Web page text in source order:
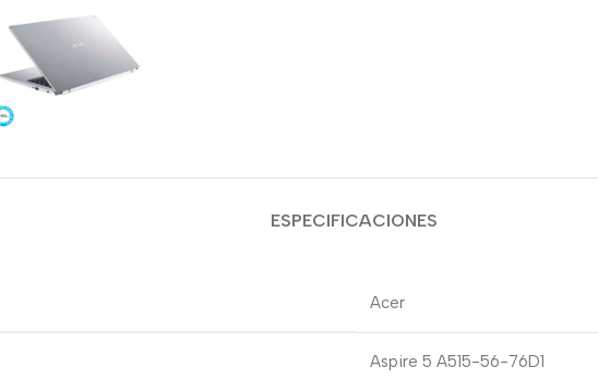
ESPECIFICACIONES
Acer
Aspire 5 A515-56-76D1